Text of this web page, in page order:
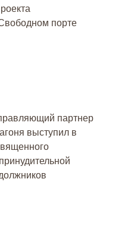
порте
партнер
выступил в